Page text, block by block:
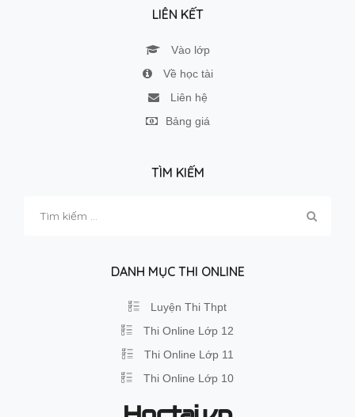
LIÊN KẾT
Vào lớp
Về học tài
Liên hệ
Bảng giá
TÌM KIẾM
kiếm
DANH MỤC THI ONLINE
Luyện Thi Thpt
Thi Online Lớp 12
Thi Online Lớp 11
Thi Online Lớp 10